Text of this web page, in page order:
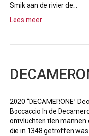
Smik aan de rivier de…
Lees meer
2020 “DECAMERONE”
Boccaccio In de
ontvluchten tien mannen
die in 1348 getroffen